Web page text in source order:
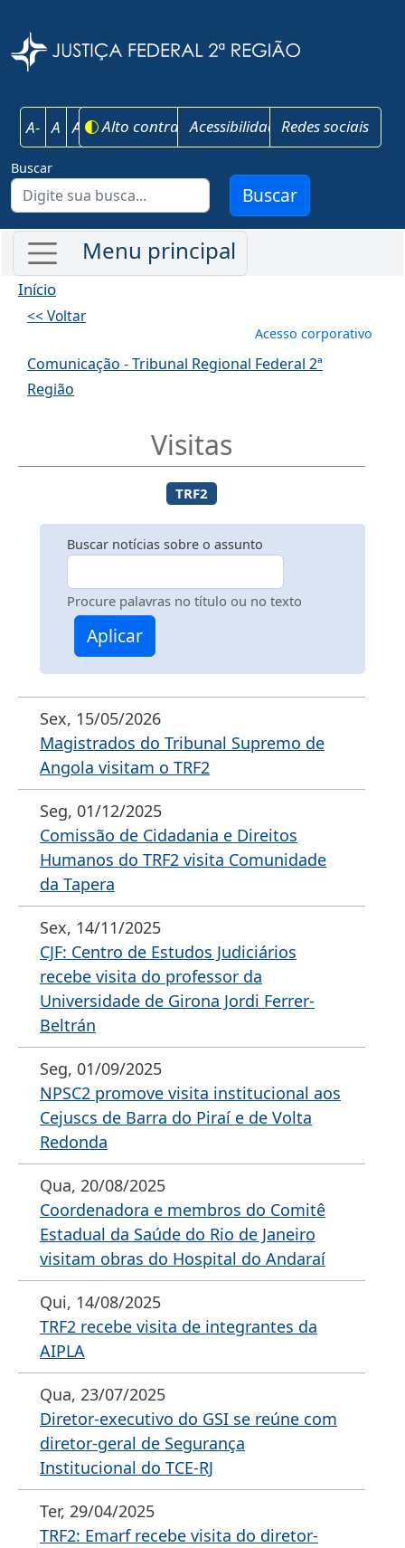
A- A A+ Alto contrasteAcessibilidadeRedes sociais
Buscar
Buscar
Início
<< Voltar
Menu de
Acesso corporativo
Comunicação - Tribunal Regional Federal 2ª
Região
Visitas
TRF2
Buscar notícias sobre o assunto
Procure palavras no título ou no texto
Aplicar
Sex, 15/05/2026
Magistrados do Tribunal Supremo de
Angola visitam o TRF2
Seg, 01/12/2025
Comissão de Cidadania e Direitos
Humanos do TRF2 visita Comunidade
da Tapera
Sex, 14/11/2025
CJF: Centro de Estudos Judiciários
recebe visita do professor da
Universidade de Girona Jordi Ferrer-
Beltrán
Seg, 01/09/2025
NPSC2 promove visita institucional aos
Cejuscs de Barra do Piraí e de Volta
Redonda
Qua, 20/08/2025
Coordenadora e membros do Comitê
Estadual da Saúde do Rio de Janeiro
visitam obras do Hospital do Andaraí
Qui, 14/08/2025
TRF2 recebe visita de integrantes da
AIPLA
Qua, 23/07/2025
Diretor-executivo do GSI se reúne com
diretor-geral de Segurança
Institucional do TCE-RJ
Ter, 29/04/2025
TRF2: Emarf recebe visita do diretor-